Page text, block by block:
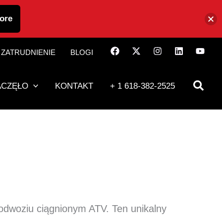
ZATRUDNIENIE BLOGI
KONTAKT + 1 618-382-2525
ciągnionym ATV. Ten unikalny